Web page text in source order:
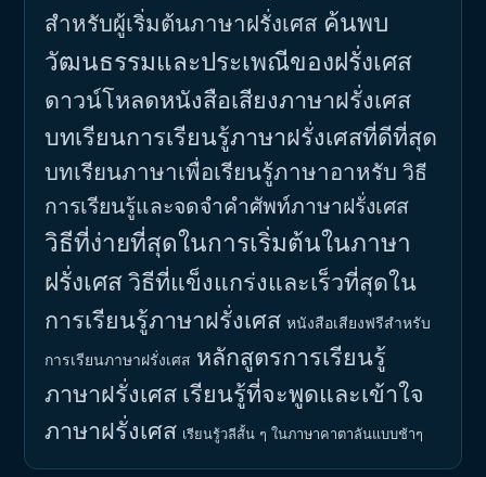
สำหรับผู้เริ่มต้นภาษาฝรั่งเศส ค้นพบ
วัฒนธรรมและประเพณีของฝรั่งเศส
ดาวน์โหลดหนังสือเสียงภาษาฝรั่งเศส
บทเรียนการเรียนรู้ภาษาฝรั่งเศสที่ดีที่สุด
บทเรียนภาษาเพื่อเรียนรู้ภาษาอาหรับ วิธี
การเรียนรู้และจดจำคำศัพท์ภาษาฝรั่งเศส
วิธีที่ง่ายที่สุดในการเริ่มต้นในภาษา
ฝรั่งเศสวิธีที่แข็งแกร่งและเร็วที่สุดใน
การเรียนรู้ภาษาฝรั่งเศส หนังสือเสียงฟรีสำหรับ
การเรียนภาษาฝรั่งเศส หลักสูตรการเรียนรู้
ภาษาฝรั่งเศส เรียนรู้ที่จะพูดและเข้าใจ
ภาษาฝรั่งเศส เรียนรู้วลีสั้น ๆ ในภาษาคาตาลันแบบช้าๆ